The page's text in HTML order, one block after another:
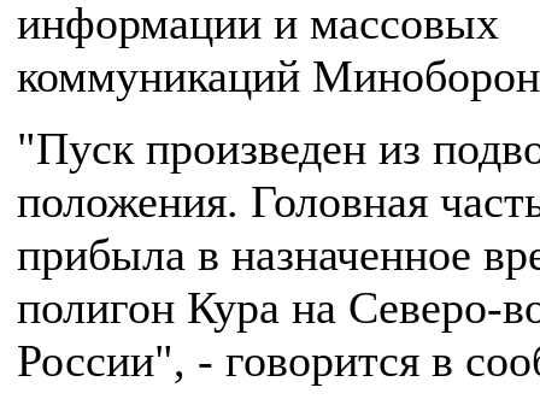
информации и массовых
коммуникаций
"Пуск произведен из
положения. Головная
прибыла в назначенное
полигон Кура на Северо-
России", - говорится в